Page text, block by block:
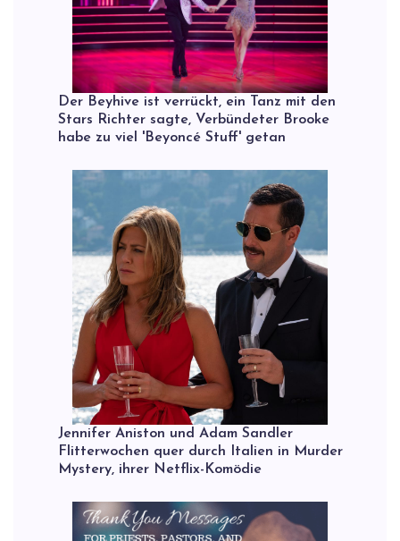
Der Beyhive ist verrückt, ein Tanz mit den
Stars Richter sagte, Verbündeter Brooke
habe zu viel 'Beyoncé Stuff' getan
Jennifer Aniston und Adam Sandler
Flitterwochen quer durch Italien in Murder
Mystery, ihrer Netflix-Komödie